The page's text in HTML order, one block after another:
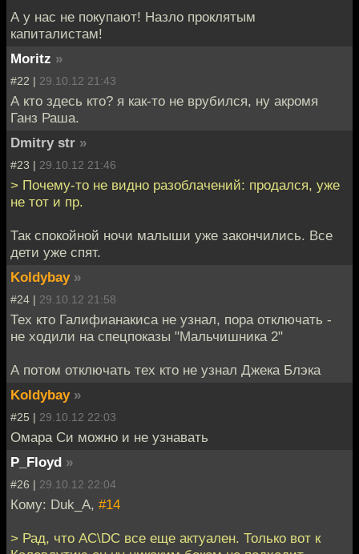
А у нас не покупают! Назло проклятым
капиталистам!
Moritz »
#22 | 29.10.12 21:43
А кто здесь кто? я как-то не врубился, ну акромя
Ганз Раша.
Dmitry str »
#23 | 29.10.12 21:46
> Почему-то не видно разоблачений: продался, уже
не тот и пр.
Так спокойной ночи малыши уже закончились. Все
дети уже спят.
Koldybay »
#24 | 29.10.12 21:58
Тех кто Галифианакиса не узнал, пора отключать -
не ходили на спецпоказы "Мальчишника 2"
А потом отключать тех кто не узнал Джека Блэка
Koldybay »
#25 | 29.10.12 22:03
Омара Си можно и не узнавать
P_Floyd »
#26 | 29.10.12 22:04
Кому: Duk_A, #14
> Рад, что AC\DC все еще актуален. Только вот к